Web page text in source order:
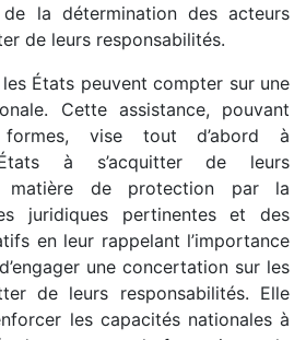
la détermination des acteurs
de leurs responsabilités.
États peuvent compter sur une
Cette assistance, pouvant
formes, vise tout d’abord à
à s’acquitter de leurs
matière de protection par la
juridiques pertinentes et des
en leur rappelant l’importance
une concertation sur les
de leurs responsabilités. Elle
les capacités nationales à